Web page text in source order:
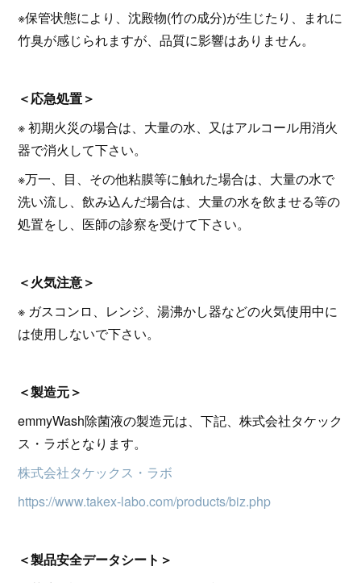
※保管状態により、沈殿物(竹の成分)が生じたり、まれに
竹臭が感じられますが、品質に影響はありません。
＜応急処置＞
※ 初期火災の場合は、大量の水、又はアルコール用消火
器で消火して下さい。
※万一、目、その他粘膜等に触れた場合は、大量の水で
洗い流し、飲み込んだ場合は、大量の水を飲ませる等の
処置をし、医師の診察を受けて下さい。
＜火気注意＞
※ ガスコンロ、レンジ、湯沸かし器などの火気使用中に
は使用しないで下さい。
＜製造元＞
emmyWash除菌液の製造元は、下記、株式会社タケック
ス・ラボとなります。
株式会社タケックス・ラボ
https://www.takex-labo.com/products/biz.php
＜製品安全データシート＞